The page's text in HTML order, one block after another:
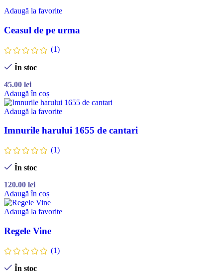
Adaugă la favorite
Ceasul de pe urma
(1)
În stoc
45.00 lei
Adaugă în coș
Adaugă la favorite
Imnurile harului 1655 de cantari
(1)
În stoc
120.00 lei
Adaugă în coș
Adaugă la favorite
Regele Vine
(1)
În stoc